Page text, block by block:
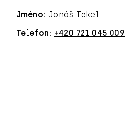
Jméno: Jonáš Tekel
Telefon: +420 721 045 009